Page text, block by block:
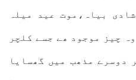
بیاہ،موت عید میلہ
چیز موجود ھے جسے کلچر
دوسرے مذھب میں گھسایا